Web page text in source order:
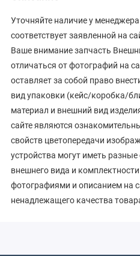
Уточняйте наличие у
соответствует заявленной на
Ваше внимание запчасть
отличаться от фотографий на
оставляет за собой право
вид упаковки (кейс/коробка/
материал и внешний вид
сайте являются
свойств цветопередачи
устройства могут иметь
внешнего вида и
фотографиями и описанием на
ненадлежащего качества